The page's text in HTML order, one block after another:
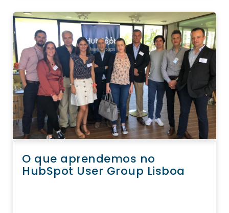
O que aprendemos no
HubSpot User Group Lisboa